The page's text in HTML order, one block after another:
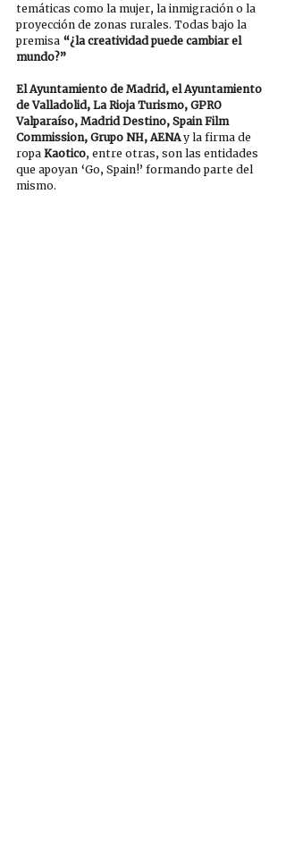
temáticas como la mujer, la inmigración o la
proyección de zonas rurales. Todas bajo la
premisa “¿la creatividad puede cambiar el
mundo?”
El Ayuntamiento de Madrid, el Ayuntamiento
de Valladolid, La Rioja Turismo, GPRO
Valparaíso, Madrid Destino, Spain Film
Commission, Grupo NH, AENA y la firma de
ropa Kaotico, entre otras, son las entidades
que apoyan ‘Go, Spain!’ formando parte del
mismo.